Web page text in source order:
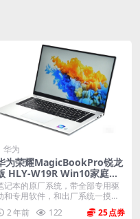
华为
为荣耀MagicBookPro锐龙
HLY-W19R Win10家庭中
版 原厂oem系统
记本的原厂系统，带全部专用驱
和专用软件，和出厂系统一摸一
。不带一键还原功能...
2 年前 122 25